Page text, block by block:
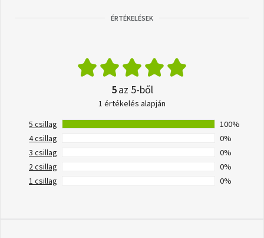
ÉRTÉKELÉSEK
5az 5-ből
1 értékelés alapján
5 csillag
100%
4 csillag
0%
3 csillag
0%
2 csillag
0%
1 csillag
0%